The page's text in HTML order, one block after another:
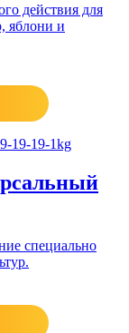
действия для
яблони и
специально